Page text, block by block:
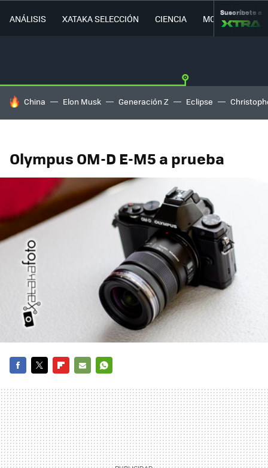
ANÁLISIS XATAKA SELECCIÓN CIENCIA MOVILIDAD
Suscríbete a
HOY SE HABLA DE
China Elon Musk Generación Z Eclipse
Olympus OM-D E-M5 a prueba
MAIL